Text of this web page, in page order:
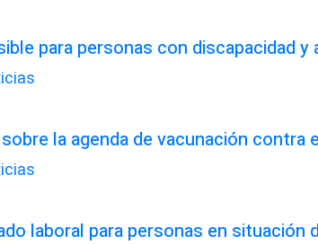
para personas con discapacidad
la agenda de vacunación contra
laboral para personas en situación